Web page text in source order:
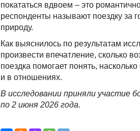
покататься вдвоем – это
респонденты называют поездку за
природу.
Как выяснилось по результатам
произвести впечатление, сколько
поездка помогает понять,
и в отношениях.
В исследовании приняли участие
по 2 июня 2026 года.